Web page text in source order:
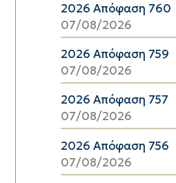
2026 Απόφαση 760
07/08/2026
2026 Απόφαση 759
07/08/2026
2026 Απόφαση 757
07/08/2026
2026 Απόφαση 756
07/08/2026